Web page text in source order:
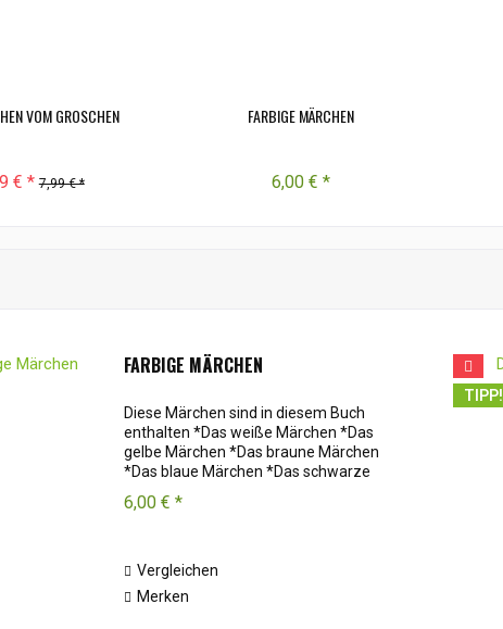
VOM GROSCHEN
€ * 7,99 € *
FARBIGE MÄRCHEN
6,00 € *
FARBIGE MÄRCHEN
Diese Märchen sind in diesem Buch
enthalten *Das weiße Märchen *Das
gelbe Märchen *Das braune Märchen
*Das blaue Märchen *Das schwarze
Märchen *Das rote Märchen *Das lila
Märchen *Das grüne Märchen *Das graue
6,00 € *
Vergleichen
Merken
TIPP!